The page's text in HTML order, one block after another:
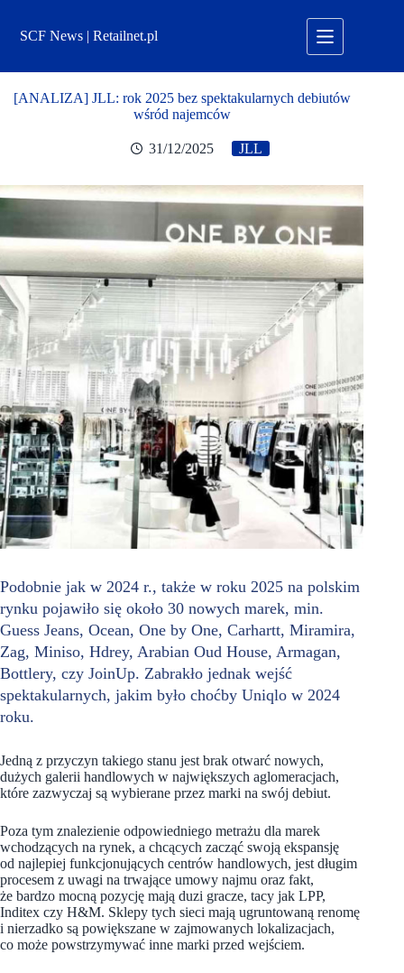
treściSCF News | Retailnet.pl
[ANALIZA] JLL: rok 2025 bez spektakularnych debiutów
wśród najemców
31/12/2025 JLL
Podobnie jak w 2024 r., także w roku 2025 na polskim
rynku pojawiło się około 30 nowych marek, min.
Guess Jeans, Ocean, One by One, Carhartt, Miramira,
Zag, Miniso, Hdrey, Arabian Oud House, Armagan,
Bottlery, czy JoinUp. Zabrakło jednak wejść
spektakularnych, jakim było choćby Uniqlo w 2024
roku.
Jedną z przyczyn takiego stanu jest brak otwarć nowych,
dużych galerii handlowych w największych aglomeracjach,
które zazwyczaj są wybierane przez marki na swój debiut.
Poza tym znalezienie odpowiedniego metrażu dla marek
wchodzących na rynek, a chcących zacząć swoją ekspansję
od najlepiej funkcjonujących centrów handlowych, jest długim
procesem z uwagi na trwające umowy najmu oraz fakt,
że bardzo mocną pozycję mają duzi gracze, tacy jak LPP,
Inditex czy H&M. Sklepy tych sieci mają ugruntowaną renomę
i nierzadko są powiększane w zajmowanych lokalizacjach,
co może powstrzymywać inne marki przed wejściem.